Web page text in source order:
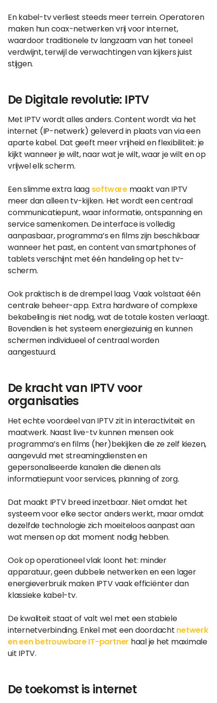
En kabel-tv verliest steeds meer terrein. Operatoren
maken hun coax-netwerken vrij voor internet,
waardoor traditionele tv langzaam van het toneel
verdwijnt, terwijl de verwachtingen van kijkers juist
stijgen.
De Digitale revolutie: IPTV
Met IPTV wordt alles anders. Content wordt via het
internet (IP-netwerk) geleverd in plaats van via een
aparte kabel. Dat geeft meer vrijheid en flexibiliteit: je
kijkt wanneer je wilt, naar wat je wilt, waar je wilt en op
vrijwel elk scherm.
Een slimme extra laag softwaremaakt van IPTV
meer dan alleen tv-kijken. Het wordt een centraal
communicatiepunt, waar informatie, ontspanning en
service samenkomen. De interface is volledig
aanpasbaar, programma’s en films zijn beschikbaar
wanneer het past, en content van smartphones of
tablets verschijnt met één handeling op het tv-
scherm.
Ook praktisch is de drempel laag. Vaak volstaat één
centrale beheer-app. Extra hardware of complexe
bekabeling is niet nodig, wat de totale kosten verlaagt.
Bovendien is het systeem energiezuinig en kunnen
schermen individueel of centraal worden
aangestuurd.
De kracht van IPTV voor
organisaties
Het echte voordeel van IPTV zit in interactiviteit en
maatwerk. Naast live-tv kunnen mensen ook
programma’s en films (her)bekijken die ze zelf kiezen,
aangevuld met streamingdiensten en
gepersonaliseerde kanalen die dienen als
informatiepunt voor services, planning of zorg.
Dat maakt IPTV breed inzetbaar. Niet omdat het
systeem voor elke sector anders werkt, maar omdat
dezelfde technologie zich moeiteloos aanpast aan
wat mensen op dat moment nodig hebben.
Ook op operationeel vlak loont het: minder
apparatuur, geen dubbele netwerken en een lager
energieverbruik maken IPTV vaak efficiënter dan
klassieke kabel-tv.
De kwaliteit staat of valt wel met een stabiele
internetverbinding. Enkel met een doordacht netwerk
en een betrouwbare IT-partner haal je het maximale
uit IPTV.
De toekomst is internet